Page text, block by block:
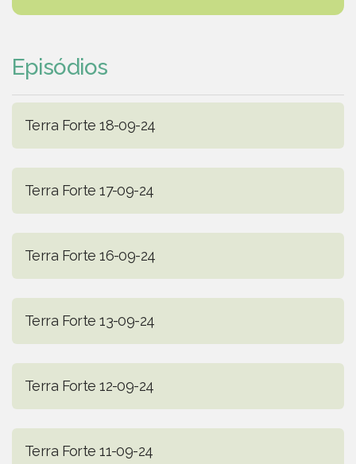
Episódios
Terra Forte 18-09-24
Terra Forte 17-09-24
Terra Forte 16-09-24
Terra Forte 13-09-24
Terra Forte 12-09-24
Terra Forte 11-09-24